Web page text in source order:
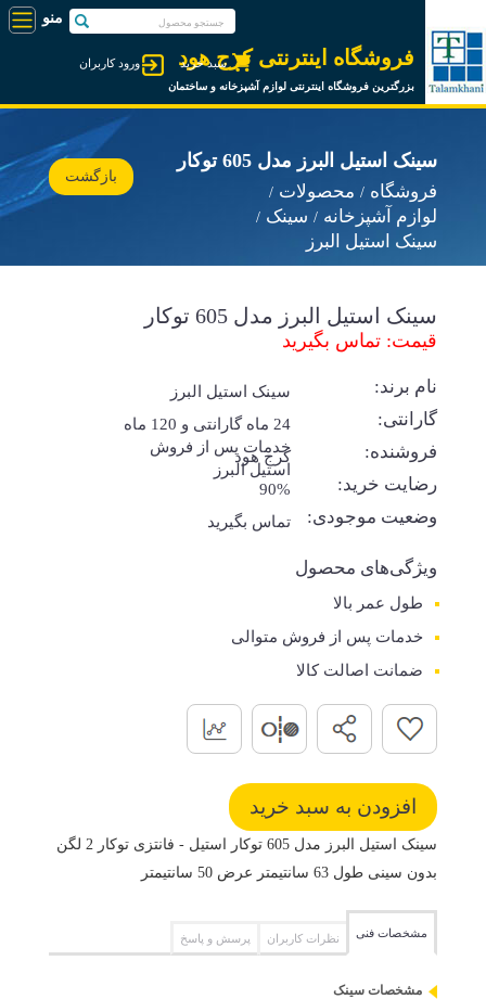
فروشگاه اینترنتی کرج هود
بزرگترین فروشگاه اینترنتی لوازم آشپزخانه و ساختمان
ورود کاربران سبد خرید
سینک استیل البرز مدل 605 توکار
فروشگاه
محصولات
لوازم آشپزخانه
سینک
سینک استیل البرز
بازگشت
سینک استیل البرز مدل 605 توکار
قیمت: تماس بگیرید
نام برند: سینک استیل البرز
گارانتی:
24 ماه گارانتی و 120 ماه
خدمات پس از فروش
استیل البرز
فروشنده: کرج هود
رضایت خرید: 90%
وضعیت موجودی: تماس بگیرید
ویژگی‌های محصول
طول عمر بالا
خدمات پس از فروش متوالی
ضمانت اصالت کالا
سینک استیل البرز مدل 605 توکار استیل - فانتزی توکار 2 لگن
بدون سینی طول 63 سانتیمتر عرض 50 سانتیمتر
مشخصات فنی نظرات کاربران پرسش و پاسخ
مشخصات سینک